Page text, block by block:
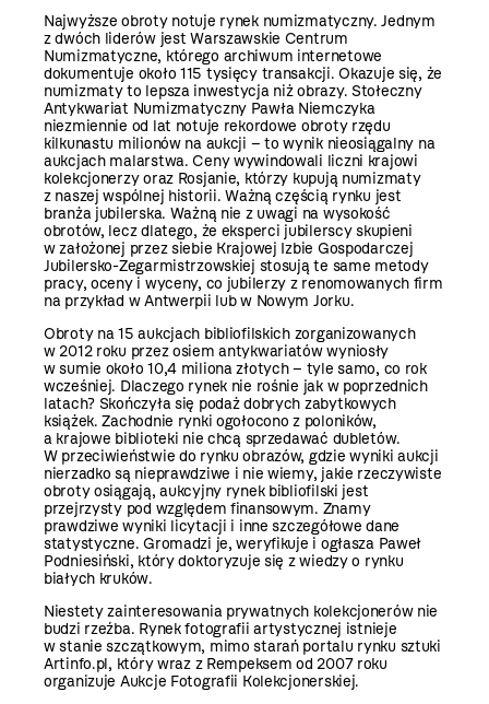
Najwyższe obroty notuje rynek numizmatyczny. Jednym
z dwóch liderów jest Warszawskie Centrum
Numizmatyczne, którego archiwum internetowe
dokumentuje około 115 tysięcy transakcji. Okazuje się, że
numizmaty to lepsza inwestycja niż obrazy. Stołeczny
Antykwariat Numizmatyczny Pawła Niemczyka
niezmiennie od lat notuje rekordowe obroty rzędu
kilkunastu milionów na aukcji – to wynik nieosiągalny na
aukcjach malarstwa. Ceny wywindowali liczni krajowi
kolekcjonerzy oraz Rosjanie, którzy kupują numizmaty
z naszej wspólnej historii. Ważną częścią rynku jest
branża jubilerska. Ważną nie z uwagi na wysokość
obrotów, lecz dlatego, że eksperci jubilerscy skupieni
w założonej przez siebie Krajowej Izbie Gospodarczej
Jubilersko-Zegarmistrzowskiej stosują te same metody
pracy, oceny i wyceny, co jubilerzy z renomowanych firm
na przykład w Antwerpii lub w Nowym Jorku.
Obroty na 15 aukcjach bibliofilskich zorganizowanych
w 2012 roku przez osiem antykwariatów wyniosły
w sumie około 10,4 miliona złotych – tyle samo, co rok
wcześniej. Dlaczego rynek nie rośnie jak w poprzednich
latach? Skończyła się podaż dobrych zabytkowych
książek. Zachodnie rynki ogołocono z poloników,
a krajowe biblioteki nie chcą sprzedawać dubletów.
W przeciwieństwie do rynku obrazów, gdzie wyniki aukcji
nierzadko są nieprawdziwe i nie wiemy, jakie rzeczywiste
obroty osiągają, aukcyjny rynek bibliofilski jest
przejrzysty pod względem finansowym. Znamy
prawdziwe wyniki licytacji i inne szczegółowe dane
statystyczne. Gromadzi je, weryfikuje i ogłasza Paweł
Podniesiński, który doktoryzuje się z wiedzy o rynku
białych kruków.
Niestety zainteresowania prywatnych kolekcjonerów nie
budzi rzeźba. Rynek fotografii artystycznej istnieje
w stanie szczątkowym, mimo starań portalu rynku sztuki
Artinfo.pl, który wraz z Rempeksem od 2007 roku
organizuje Aukcje Fotografii Kolekcjonerskiej.